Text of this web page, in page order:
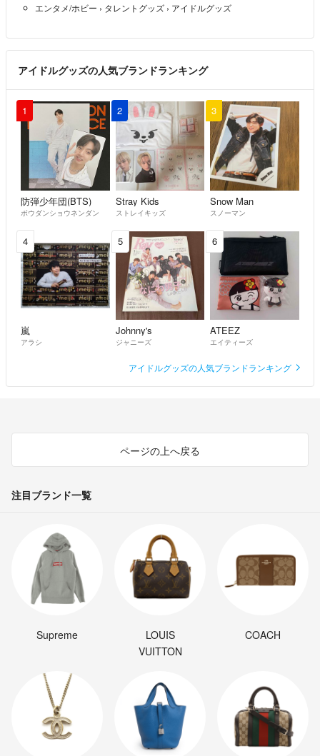
エンタメ/ホビー › タレントグッズ › アイドルグッズ
アイドルグッズの人気ブランドランキング
1
防弾少年団(BTS)
ボウダンショウネンダン
2
Stray Kids
ストレイキッズ
3
Snow Man
スノーマン
4
嵐
アラシ
5
Johnny's
ジャニーズ
6
ATEEZ
エイティーズ
アイドルグッズの人気ブランドランキング
ページの上へ戻る
注目ブランド一覧
Supreme
LOUIS
VUITTON
COACH